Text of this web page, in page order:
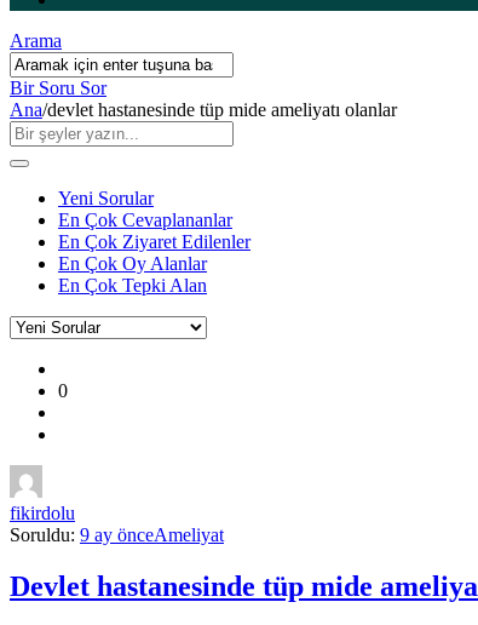
Arama
Bir Soru Sor
Ana/devlet hastanesinde tüp mide ameliyatı olanlar
Yeni Sorular
En Çok Cevaplananlar
En Çok Ziyaret Edilenler
En Çok Oy Alanlar
En Çok Tepki Alan
Kullanıcı
Yorumları
Deneyimleri
En
sonuncu
Sorular
0
fikirdolu
Soruldu: 9 ay önceAmeliyat
Devlet hastanesinde tüp mide